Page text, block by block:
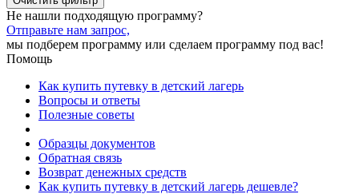
Не нашли подходящую программу?
Отправьте нам запрос,
мы подберем программу или сделаем программу под вас!
Помощь
Как купить путевку в детский лагерь
Вопросы и ответы
Полезные советы
Образцы документов
Обратная связь
Возврат денежных средств
Как купить путевку в детский лагерь дешевле?